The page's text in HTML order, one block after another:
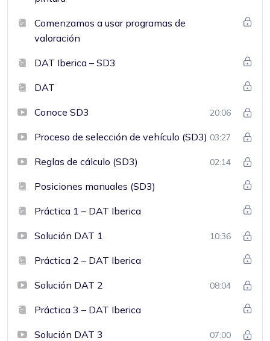
Comenzamos a usar programas de
valoración
DAT Iberica – SD3
DAT
Conoce SD3 20:06
Proceso de selección de vehículo (SD3) 03:27
Reglas de cálculo (SD3) 02:14
Posiciones manuales (SD3)
Práctica 1 – DAT Iberica
Solución DAT 1 10:36
Práctica 2 – DAT Iberica
Solución DAT 2 08:04
Práctica 3 – DAT Iberica
Solución DAT 3 07:00